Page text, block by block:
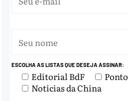
ESCOLHA AS LISTAS QUE DESEJA ASSINAR:
Editorial BdF
Ponto
Notícias da China